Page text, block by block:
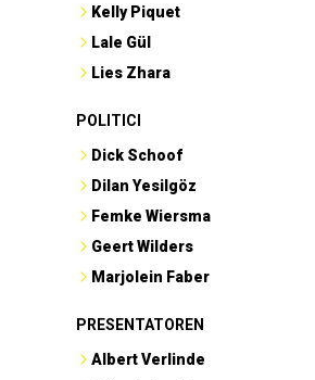
Kelly Piquet
Lale Gül
Lies Zhara
POLITICI
Dick Schoof
Dilan Yesilgöz
Femke Wiersma
Geert Wilders
Marjolein Faber
PRESENTATOREN
Albert Verlinde